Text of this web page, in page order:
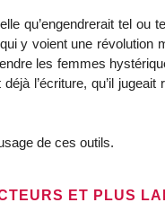
qu’engendrerait tel ou
y voient une révolution
les femmes
l’écriture, qu’il jugeait
de ces outils.
ET PLUS